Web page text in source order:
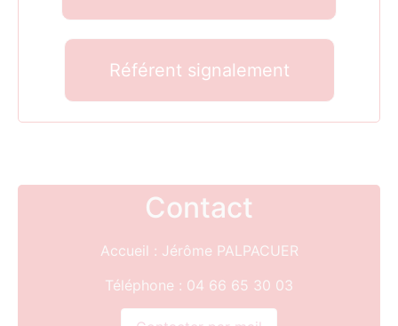
Référent signalement
Contact
Accueil : Jérôme PALPACUER
Téléphone : 04 66 65 30 03